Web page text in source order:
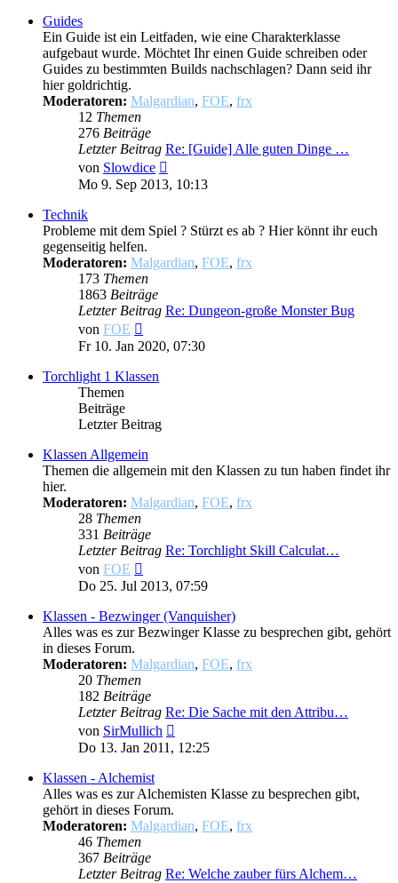
Guides
Ein Guide ist ein Leitfaden, wie eine Charakterklasse
aufgebaut wurde. Möchtet Ihr einen Guide schreiben oder
Guides zu bestimmten Builds nachschlagen? Dann seid ihr
hier goldrichtig.
Moderatoren: Malgardian, FOE, frx
12 Themen
276 Beiträge
Letzter Beitrag Re: [Guide] Alle guten Dinge …
von Slowdice
Beitrag
Mo 9. Sep 2013, 10:13
Technik
Probleme mit dem Spiel ? Stürzt es ab ? Hier könnt ihr euch
gegenseitig helfen.
Moderatoren: Malgardian, FOE, frx
173 Themen
1863 Beiträge
Letzter Beitrag Re: Dungeon-große Monster Bug
von FOE
Beitrag
Fr 10. Jan 2020, 07:30
Torchlight 1 Klassen
Themen
Beiträge
Letzter Beitrag
Klassen Allgemein
Themen die allgemein mit den Klassen zu tun haben findet ihr
hier.
Moderatoren: Malgardian, FOE, frx
28 Themen
331 Beiträge
Letzter Beitrag Re: Torchlight Skill Calculat…
von FOE
Beitrag
Do 25. Jul 2013, 07:59
Klassen - Bezwinger (Vanquisher)
Alles was es zur Bezwinger Klasse zu besprechen gibt, gehört
in dieses Forum.
Moderatoren: Malgardian, FOE, frx
20 Themen
182 Beiträge
Letzter Beitrag Re: Die Sache mit den Attribu…
von SirMullich
Beitrag
Do 13. Jan 2011, 12:25
Klassen - Alchemist
Alles was es zur Alchemisten Klasse zu besprechen gibt,
gehört in dieses Forum.
Moderatoren: Malgardian, FOE, frx
46 Themen
367 Beiträge
Letzter Beitrag Re: Welche zauber fürs Alchem…